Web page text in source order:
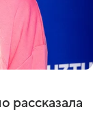
рассказала